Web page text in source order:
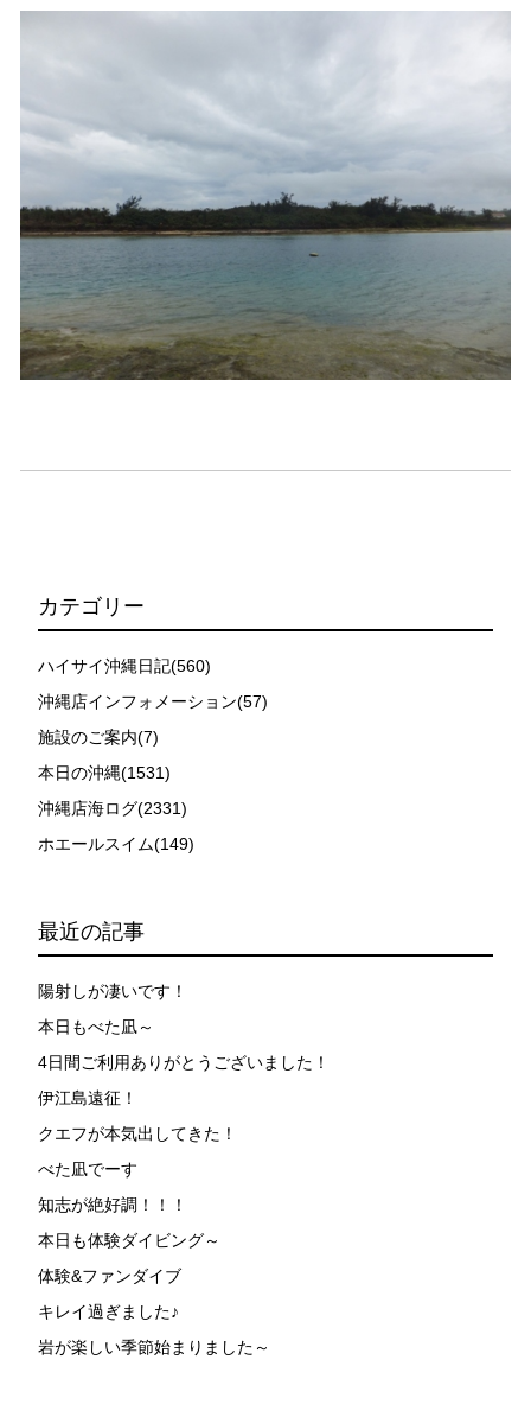
カテゴリー
ハイサイ沖縄日記(560)
沖縄店インフォメーション(57)
施設のご案内(7)
本日の沖縄(1531)
沖縄店海ログ(2331)
ホエールスイム(149)
最近の記事
陽射しが凄いです！
本日もべた凪～
4日間ご利用ありがとうございました！
伊江島遠征！
クエフが本気出してきた！
べた凪でーす
知志が絶好調！！！
本日も体験ダイビング～
体験&ファンダイブ
キレイ過ぎました♪
岩が楽しい季節始まりました～
みエントリーを行います。
2.人数制限とエントリー順
クジラへのストレス軽減や安全管理の観点から、エント
リー人数を制限する場合があります。また、エントリー
の順番はガイドが決定しますので、必ずその指示に従っ
て準備してください。
3.クジラとの距離と泳ぎ方
クジラの観察は水面からのみとし、素潜りは禁止としま
す。クジラによっては、人が近くを泳ぐことを嫌い、逃
げてしまう場合があります。そのため、原則として緊急
時やガイドの指示がある場合を除き、クジラの近くでフ
ィンキックなどをして泳ぐことも禁止します。クジラは
った場合でも返金はいたしませんので、あらかじめご了
承ください。
5.海況について
ません。そのため、多少の波やうねりがある中でスノー
ケリングを行う場合が多くなります。泳力や体力に自信
のない方、また船酔いしやすい方は、ご自身で事前に十
ツアー中に、スノーケリングやスキンダイビングの技術
ダイビングの経験が浅い方については、条件付きでのご
案内となる場合があります。その際のご返金には応じか
ねますので、あらかじめご了承ください。これまでの経
る方は事前にご相談ください。
7.器材やスーツのレンタル
ホエールスイム参加時に使用する器材やスーツのレンタ
ルをご希望の方は、事前にお申し出ください。
承諾しました。
危険の告知
ホエールスイムは、通常のスノーケリングやスキンダイビ
ングに伴う危険に加え、予測不能なクジラの行動や、クジ